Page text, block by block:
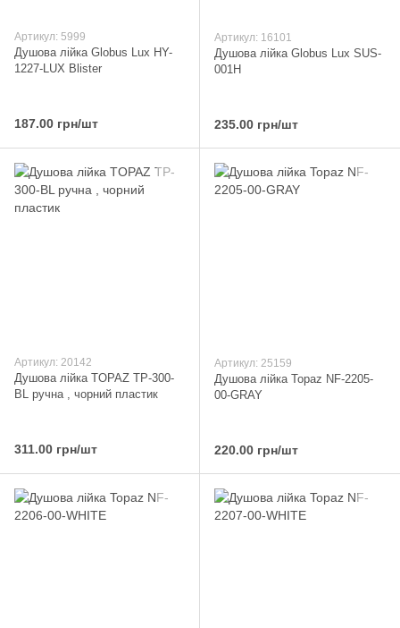
Артикул: 5999
Душова лійка Globus Lux HY-
1227-LUX Blister
187.00 грн/шт
Артикул: 16101
Душова лійка Globus Lux SUS-
001H
235.00 грн/шт
Артикул: 20142
Душова лійка TOPAZ TP-300-
BL ручна , чорний пластик
311.00 грн/шт
Артикул: 25159
Душова лійка Topaz NF-2205-
00-GRAY
220.00 грн/шт